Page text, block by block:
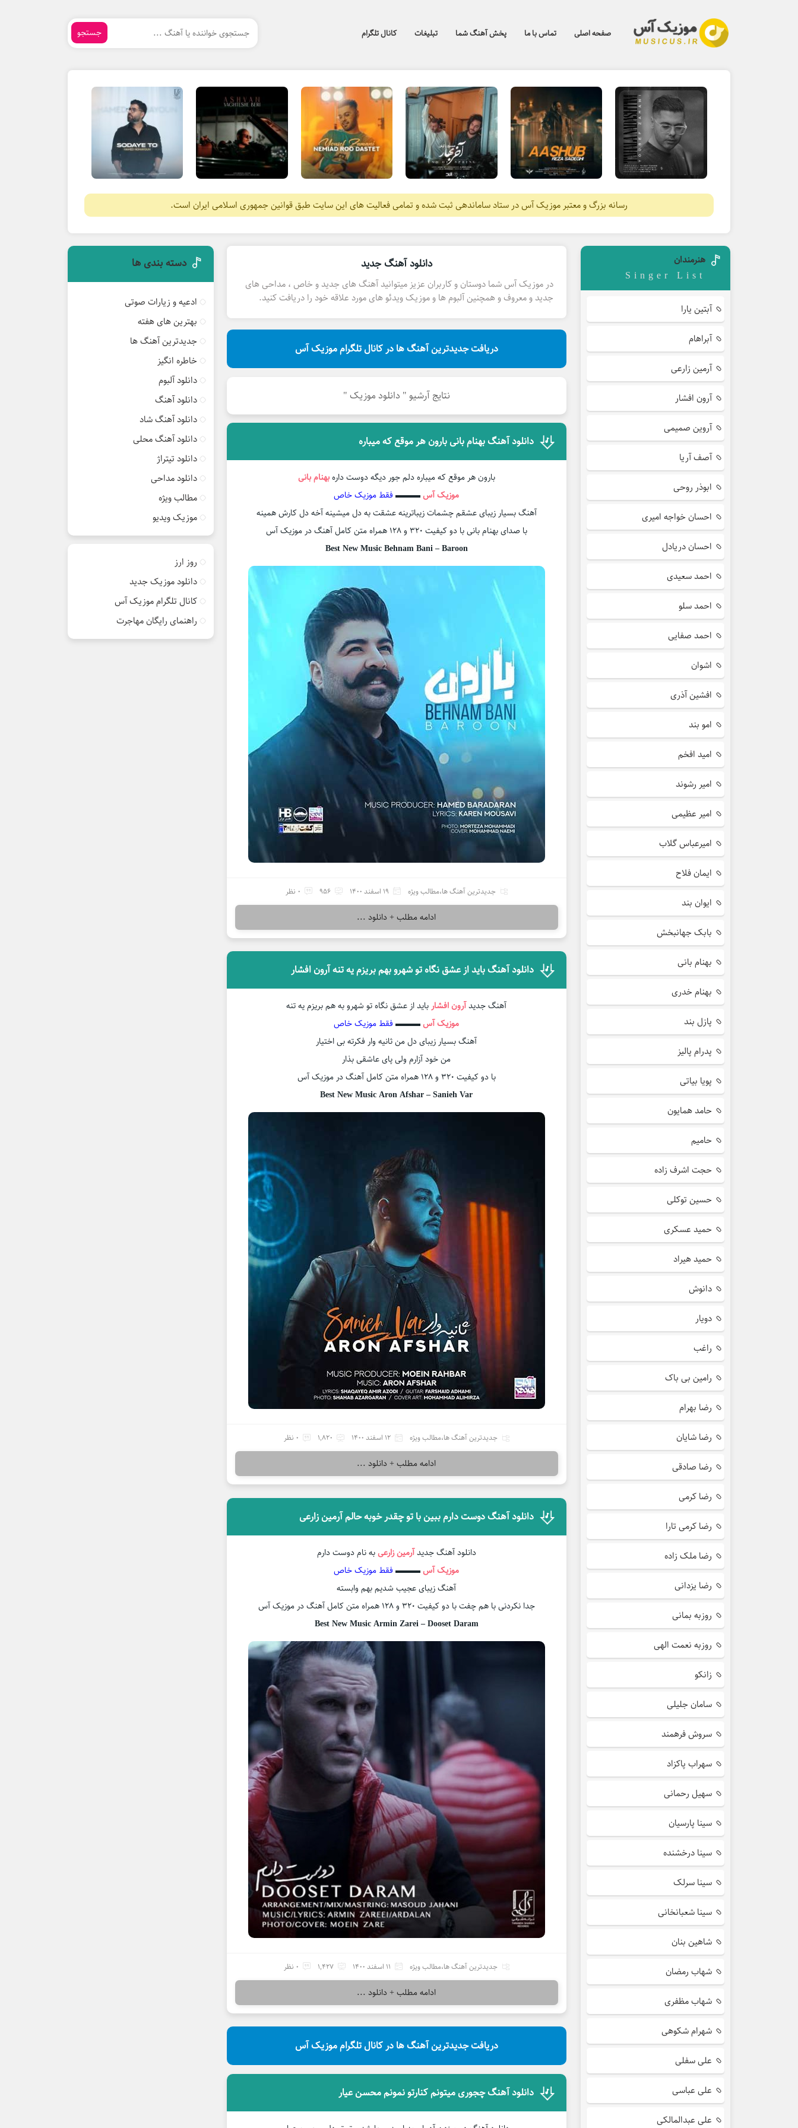
صفحه اصلی تماس با ما پخش آهنگ شما تبلیغات کانال تلگرام جستجو
رسانه بزرگ و معتبر موزیک آس در ستاد ساماندهی ثبت شده و تمامی فعالیت های این سایت طبق قوانین جمهوری اسلامی ایران است.
دانلود آهنگ جدید
در موزیک آس شما دوستان و کاربران عزیز میتوانید آهنگ های جدید و خاص ، مداحی های
جدید و معروف و همچنین آلبوم ها و موزیک ویدئو های مورد علاقه خود را دریافت کنید.
دریافت جدیدترین آهنگ ها در کانال تلگرام موزیک آس
نتایج آرشیو " دانلود موزیک "
دانلود آهنگ بهنام بانی بارون هر موقع که میباره
بارون هر موقع که میباره دلم جور دیگه دوست دارهبهنام بانی
موزیک آس▬▬▬فقط موزیک خاص
آهنگ بسیار زیبای عشقم چشمات زیباترینه عشقت به دل میشینه آخه دل کارش همینه
با صدای بهنام بانی با دو کیفیت ۳۲۰ و ۱۲۸ همراه متن کامل آهنگ در موزیک آس
Best New Music Behnam Bani – Baroon
جدیدترین آهنگ ها،مطالب ویژه 19 اسفند 1400 956 0 نظر
ادامه مطلب + دانلود ...
دانلود آهنگ باید از عشق نگاه تو شهرو بهم بریزم یه تنه آرون افشار
آهنگ جدیدآرون افشار باید از عشق نگاه تو شهرو به هم بریزم یه تنه
موزیک آس▬▬▬ فقط موزیک خاص
آهنگ بسیار زیبای دل من ثانیه وار فکرته بی اختیار
من خود آزارم ولی پای عاشقی بذار
با دو کیفیت ۳۲۰ و ۱۲۸ همراه متن کامل آهنگ در موزیک آس
Best New Music Aron Afshar – Sanieh Var
جدیدترین آهنگ ها،مطالب ویژه 12 اسفند 1400 1,820 0 نظر
ادامه مطلب + دانلود ...
دانلود آهنگ دوست دارم ببین با تو چقدر خوبه حالم آرمین زارعی
دانلود آهنگ جدیدآرمین زارعیبه نام دوست دارم
موزیک آس▬▬▬فقط موزیک خاص
آهنگ زیبای عجیب شدیم بهم وابسته
جدا نکردنی با هم چفت با دو کیفیت ۳۲۰ و ۱۲۸ همراه متن کامل آهنگ در موزیک آس
Best New Music Armin Zarei – Dooset Daram
جدیدترین آهنگ ها،مطالب ویژه 11 اسفند 1400 1,427 0 نظر
ادامه مطلب + دانلود ...
دریافت جدیدترین آهنگ ها در کانال تلگرام موزیک آس
دانلود آهنگ چجوری میتونم کنارتو نمونم محسن عیار
هنرمندان
Singer List
آبتین یارا
آبراهام
آرمین زارعی
آرون افشار
آروین صمیمی
آصف آریا
ابوذر روحی
احسان خواجه امیری
احسان دریادل
احمد سعیدی
احمد سلو
احمد صفایی
اشوان
افشین آذری
امو بند
امید افخم
امیر رشوند
امیر عظیمی
امیرعباس گلاب
ایمان فلاح
ایوان بند
بابک جهانبخش
بهنام بانی
بهنام خدری
پازل بند
پدرام پالیز
پویا بیاتی
حامد همایون
حامیم
حجت اشرف زاده
حسین توکلی
حمید عسکری
حمید هیراد
دانوش
دویار
راغب
رامین بی باک
رضا بهرام
رضا شایان
رضا صادقی
رضا کرمی
رضا کرمی تارا
رضا ملک زاده
رضا یزدانی
روزبه بمانی
روزبه نعمت الهی
زانکو
سامان جلیلی
سروش فرهمند
سهراب پاکزاد
سهیل رحمانی
سینا پارسیان
سینا درخشنده
سینا سرلک
سینا شعبانخانی
شاهین بنان
شهاب رمضان
شهاب مظفری
شهرام شکوهی
علی سفلی
علی عباسی
علی عبدالمالکی
دسته بندی ها
ادعیه و زیارات صوتی
بهترین های هفته
جدیدترین آهنگ ها
خاطره انگیز
دانلود آلبوم
دانلود آهنگ
دانلود آهنگ شاد
دانلود آهنگ محلی
دانلود تیتراژ
دانلود مداحی
مطالب ویژه
موزیک ویدیو
روز ارز
دانلود موزیک جدید
کانال تلگرام موزیک آس
راهنمای رایگان مهاجرت